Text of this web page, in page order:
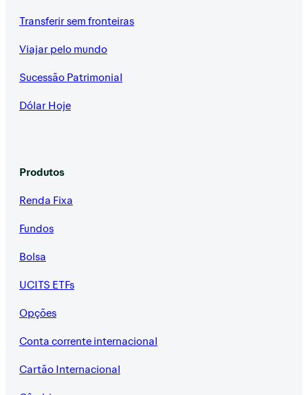
Transferir sem fronteiras
Viajar pelo mundo
Sucessão Patrimonial
Dólar Hoje
Produtos
Renda Fixa
Fundos
Bolsa
UCITS ETFs
Opções
Conta corrente internacional
Cartão Internacional